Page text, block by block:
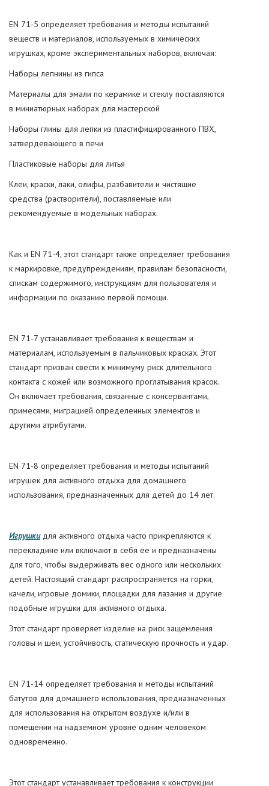
EN 71-5 определяет требования и методы испытаний
веществ и материалов, используемых в химических
игрушках, кроме экспериментальных наборов, включая:
Наборы лепнины из гипса
Материалы для эмали по керамике и стеклу поставляются
в миниатюрных наборах для мастерской
Наборы глины для лепки из пластифицированного ПВХ,
затвердевающего в печи
Пластиковые наборы для литья
Клеи, краски, лаки, олифы, разбавители и чистящие
средства (растворители), поставляемые или
рекомендуемые в модельных наборах.
Как и EN 71-4, этот стандарт также определяет требования
к маркировке, предупреждениям, правилам безопасности,
спискам содержимого, инструкциям для пользователя и
информации по оказанию первой помощи.
EN 71-7 устанавливает требования к веществам и
материалам, используемым в пальчиковых красках. Этот
стандарт призван свести к минимуму риск длительного
контакта с кожей или возможного проглатывания красок.
Он включает требования, связанные с консервантами,
примесями, миграцией определенных элементов и
другими атрибутами.
EN 71-8 определяет требования и методы испытаний
игрушек для активного отдыха для домашнего
использования, предназначенных для детей до 14 лет.
Игрушкидля активного отдыха часто прикрепляются к
перекладине или включают в себя ее и предназначены
для того, чтобы выдерживать вес одного или нескольких
детей. Настоящий стандарт распространяется на горки,
качели, игровые домики, площадки для лазания и другие
подобные игрушки для активного отдыха.
Этот стандарт проверяет изделие на риск защемления
головы и шеи, устойчивость, статическую прочность и удар.
EN 71-14 определяет требования и методы испытаний
батутов для домашнего использования, предназначенных
для использования на открытом воздухе и/или в
помещении на надземном уровне одним человеком
одновременно.
Этот стандарт устанавливает требования к конструкции